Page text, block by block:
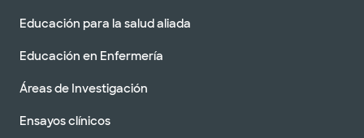
Educación para la salud aliada
Educación en Enfermería
Áreas de Investigación
Ensayos clínicos